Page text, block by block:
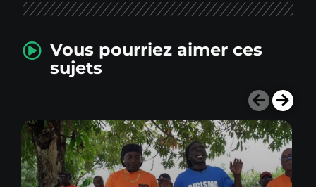
Vous pourriez aimer ces
sujets